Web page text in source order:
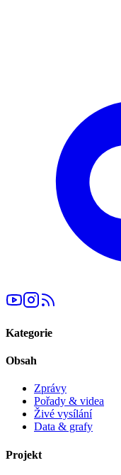
Kategorie
Obsah
Zprávy
Pořady & videa
Živé vysílání
Data & grafy
Projekt